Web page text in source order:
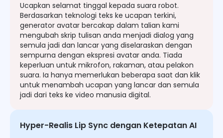
Ucapkan selamat tinggal kepada suara robot.
Berdasarkan teknologi teks ke ucapan terkini,
generator avatar bercakap dalam talian kami
mengubah skrip tulisan anda menjadi dialog yang
semula jadi dan lancar yang diselaraskan dengan
sempurna dengan ekspresi avatar anda. Tiada
keperluan untuk mikrofon, rakaman, atau pelakon
suara. Ia hanya memerlukan beberapa saat dan klik
untuk menambah ucapan yang lancar dan semula
jadi dari teks ke video manusia digital.
Hyper-Realis Lip Sync dengan Ketepatan AI